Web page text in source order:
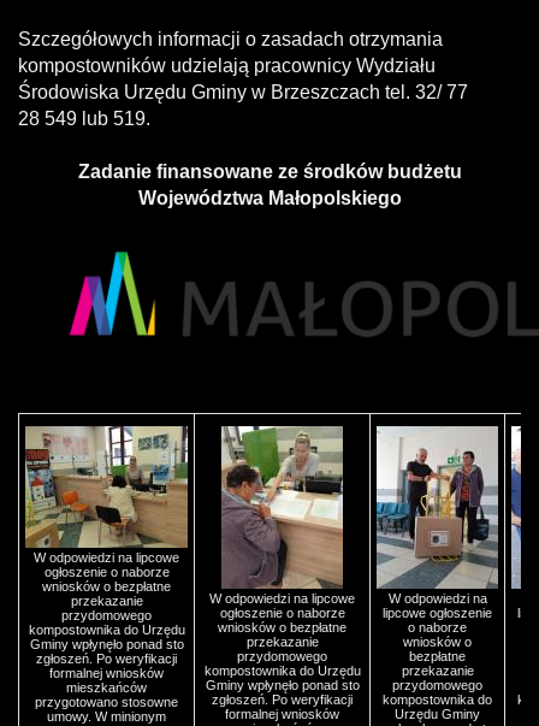
Szczegółowych informacji o zasadach otrzymania
kompostowników udzielają pracownicy Wydziału
Środowiska Urzędu Gminy w Brzeszczach tel. 32/ 77
28 549 lub 519.
Zadanie finansowane ze środków budżetu
Województwa Małopolskiego
W odpowiedzi na lipcowe
ogłoszenie o naborze
wniosków o bezpłatne
przekazanie
przydomowego
kompostownika do Urzędu
Gminy wpłynęło ponad sto
zgłoszeń. Po weryfikacji
formalnej wniosków
mieszkańców
przygotowano stosowne
umowy. W minionym
W odpowiedzi na lipcowe
ogłoszenie o naborze
wniosków o bezpłatne
przekazanie
przydomowego
kompostownika do Urzędu
Gminy wpłynęło ponad sto
zgłoszeń. Po weryfikacji
formalnej wniosków
W odpowiedzi na
lipcowe ogłoszenie
o naborze
wniosków o
bezpłatne
przekazanie
przydomowego
kompostownika do
Urzędu Gminy